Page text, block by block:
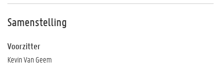
Samenstelling
Voorzitter
Kevin Van Geem